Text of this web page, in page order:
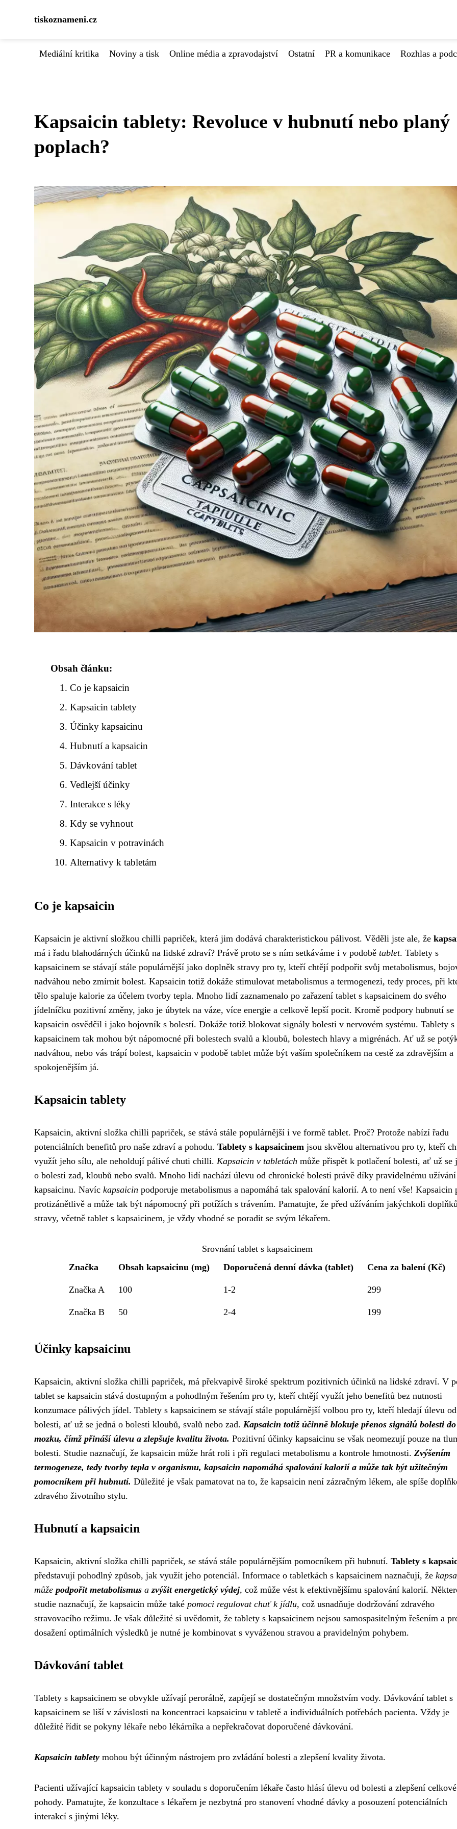
tiskoznameni.cz
Mediální kritika Noviny a tisk Online média a zpravodajství Ostatní PR a komunikace Rozhlas a
Kapsaicin tablety: Revoluce v hubnutí nebo planý
poplach?
Obsah článku:
Co je kapsaicin
Kapsaicin tablety
Účinky kapsaicinu
Hubnutí a kapsaicin
Dávkování tablet
Vedlejší účinky
Interakce s léky
Kdy se vyhnout
Kapsaicin v potravinách
Alternativy k tabletám
Co je kapsaicin
Kapsaicin je aktivní složkou chilli papriček, která jim dodává charakteristickou pálivost. Věděli jste ale, že
má i řadu blahodárných účinků na lidské zdraví? Právě proto se s ním setkáváme i v podobě tablet. Tablety s
kapsaicinem se stávají stále populárnější jako doplněk stravy pro ty, kteří chtějí podpořit svůj metabolismus,
nadváhou nebo zmírnit bolest. Kapsaicin totiž dokáže stimulovat metabolismus a termogenezi, tedy proces, při
tělo spaluje kalorie za účelem tvorby tepla. Mnoho lidí zaznamenalo po zařazení tablet s kapsaicinem do svého
jídelníčku pozitivní změny, jako je úbytek na váze, více energie a celkově lepší pocit. Kromě podpory hubnutí se
kapsaicin osvědčil i jako bojovník s bolestí. Dokáže totiž blokovat signály bolesti v nervovém systému. Tablety s
kapsaicinem tak mohou být nápomocné při bolestech svalů a kloubů, bolestech hlavy a migrénách. Ať už se
nadváhou, nebo vás trápí bolest, kapsaicin v podobě tablet může být vaším společníkem na cestě za zdravějším a
spokojenějším já.
Kapsaicin tablety
Kapsaicin, aktivní složka chilli papriček, se stává stále populárnější i ve formě tablet. Proč? Protože nabízí řadu
potenciálních benefitů pro naše zdraví a pohodu. Tablety s kapsaicinem jsou skvělou alternativou pro ty, kteří
využít jeho sílu, ale neholdují pálivé chuti chilli. Kapsaicin v tabletách může přispět k potlačení bolesti, ať už se
o bolesti zad, kloubů nebo svalů. Mnoho lidí nachází úlevu od chronické bolesti právě díky pravidelnému užívání
kapsaicinu. Navíc kapsaicin podporuje metabolismus a napomáhá tak spalování kalorií. A to není vše! Kapsaicin
protizánětlivě a může tak být nápomocný při potížích s trávením. Pamatujte, že před užíváním jakýchkoli
stravy, včetně tablet s kapsaicinem, je vždy vhodné se poradit se svým lékařem.
Srovnání tablet s kapsaicinem
Značka
Obsah kapsaicinu (mg) Doporučená denní dávka (tablet) Cena za balení (Kč)
Značka A 100 1-2 299
Značka B 50 2-4 199
Účinky kapsaicinu
Kapsaicin, aktivní složka chilli papriček, má překvapivě široké spektrum pozitivních účinků na lidské zdraví. V
tablet se kapsaicin stává dostupným a pohodlným řešením pro ty, kteří chtějí využít jeho benefitů bez nutnosti
konzumace pálivých jídel. Tablety s kapsaicinem se stávají stále populárnější volbou pro ty, kteří hledají úlevu od
bolesti, ať už se jedná o bolesti kloubů, svalů nebo zad. Kapsaicin totiž účinně blokuje přenos signálů bolesti do
mozku, čímž přináší úlevu a zlepšuje kvalitu života. Pozitivní účinky kapsaicinu se však neomezují pouze na
bolesti. Studie naznačují, že kapsaicin může hrát roli i při regulaci metabolismu a kontrole hmotnosti. Zvýšením
termogeneze, tedy tvorby tepla v organismu, kapsaicin napomáhá spalování kalorií a může tak být užitečným
pomocníkem při hubnutí. Důležité je však pamatovat na to, že kapsaicin není zázračným lékem, ale spíše
zdravého životního stylu.
Hubnutí a kapsaicin
Kapsaicin, aktivní složka chilli papriček, se stává stále populárnějším pomocníkem při hubnutí. Tablety s
představují pohodlný způsob, jak využít jeho potenciál. Informace o tabletkách s kapsaicinem naznačují, že
může podpořit metabolismus azvýšit energetický výdej, což může vést k efektivnějšímu spalování kalorií.
studie naznačují, že kapsaicin může také pomoci regulovat chuť k jídlu, což usnadňuje dodržování zdravého
stravovacího režimu. Je však důležité si uvědomit, že tablety s kapsaicinem nejsou samospasitelným řešením a
dosažení optimálních výsledků je nutné je kombinovat s vyváženou stravou a pravidelným pohybem.
Dávkování tablet
Tablety s kapsaicinem se obvykle užívají perorálně, zapíjejí se dostatečným množstvím vody. Dávkování tablet s
kapsaicinem se liší v závislosti na koncentraci kapsaicinu v tabletě a individuálních potřebách pacienta. Vždy je
důležité řídit se pokyny lékaře nebo lékárníka a nepřekračovat doporučené dávkování.
Kapsaicin tablety mohou být účinným nástrojem pro zvládání bolesti a zlepšení kvality života.
Pacienti užívající kapsaicin tablety v souladu s doporučením lékaře často hlásí úlevu od bolesti a zlepšení celkové
pohody. Pamatujte, že konzultace s lékařem je nezbytná pro stanovení vhodné dávky a posouzení potenciálních
interakcí s jinými léky.